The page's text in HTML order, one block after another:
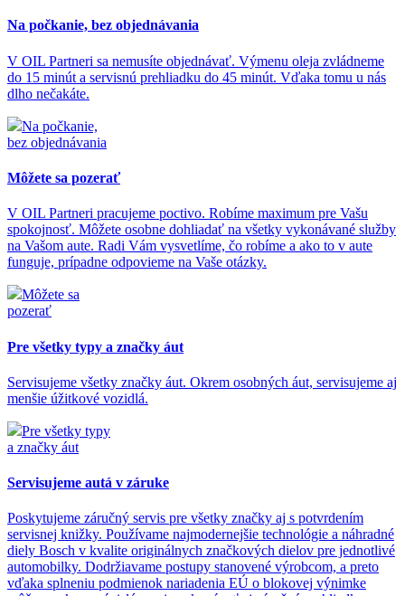
Na počkanie, bez objednávania
V OIL Partneri sa nemusíte objednávať. Výmenu oleja zvládneme
do 15 minút a servisnú prehliadku do 45 minút. Vďaka tomu u nás
dlho nečakáte.
Na počkanie,
bez objednávania
Môžete sa pozerať
V OIL Partneri pracujeme poctivo. Robíme maximum pre Vašu
spokojnosť. Môžete osobne dohliadať na všetky vykonávané služby
na Vašom aute. Radi Vám vysvetlíme, čo robíme a ako to v aute
funguje, prípadne odpovieme na Vaše otázky.
Môžete sa
pozerať
Pre všetky typy a značky áut
Servisujeme všetky značky áut. Okrem osobných áut, servisujeme aj
menšie úžitkové vozidlá.
Pre všetky typy
a značky áut
Servisujeme autá v záruke
Poskytujeme záručný servis pre všetky značky aj s potvrdením
servisnej knižky. Používame najmodernejšie technológie a náhradné
diely Bosch v kvalite originálnych značkových dielov pre jednotlivé
automobilky. Dodržiavame postupy stanovené výrobcom, a preto
vďaka splneniu podmienok nariadenia EÚ o blokovej výnimke